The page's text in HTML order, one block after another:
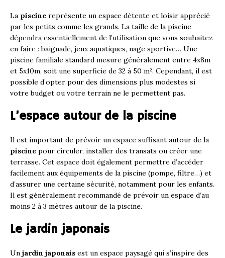
La piscine représente un espace détente et loisir apprécié
par les petits comme les grands. La taille de la piscine
dépendra essentiellement de l’utilisation que vous souhaitez
en faire : baignade, jeux aquatiques, nage sportive… Une
piscine familiale standard mesure généralement entre 4x8m
et 5x10m, soit une superficie de 32 à 50 m². Cependant, il est
possible d’opter pour des dimensions plus modestes si
votre budget ou votre terrain ne le permettent pas.
L’espace autour de la piscine
Il est important de prévoir un espace suffisant autour de la
piscine pour circuler, installer des transats ou créer une
terrasse. Cet espace doit également permettre d’accéder
facilement aux équipements de la piscine (pompe, filtre…) et
d’assurer une certaine sécurité, notamment pour les enfants.
Il est généralement recommandé de prévoir un espace d’au
moins 2 à 3 mètres autour de la piscine.
Le jardin japonais
Un jardin japonais est un espace paysagé qui s’inspire des